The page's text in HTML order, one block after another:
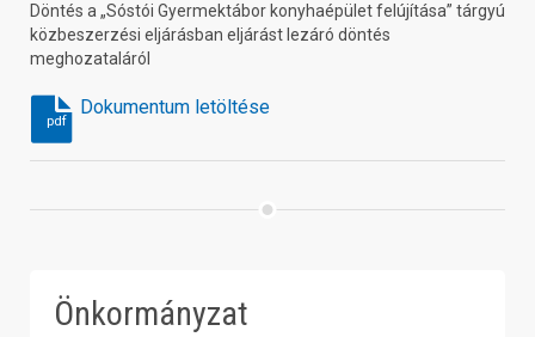
Döntés a „Sóstói Gyermektábor konyhaépület felújítása” tárgyú
közbeszerzési eljárásban eljárást lezáró döntés
meghozataláról
Dokumentum letöltése
pdf
Önkormányzat